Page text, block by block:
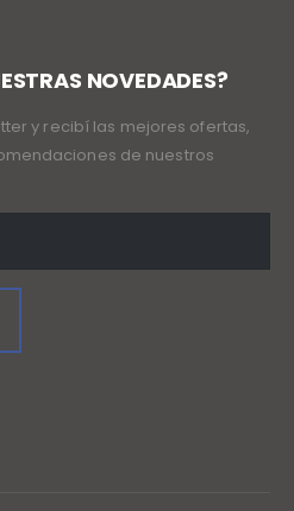
NOVEDADES?
y recibí las mejores ofertas,
de nuestros